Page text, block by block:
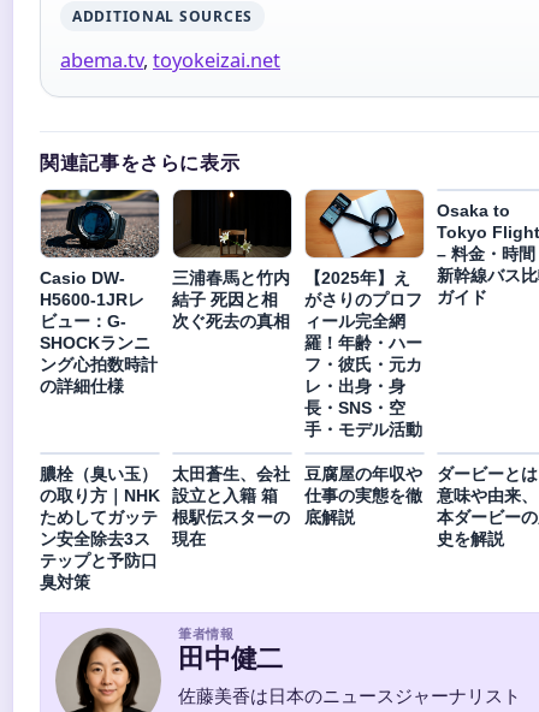
ADDITIONAL SOURCES
abema.tv, toyokeizai.net
関連記事をさらに表示
Casio DW-
H5600-1JRレ
ビュー：G-
SHOCKランニ
ング心拍数時計
の詳細仕様
三浦春馬と竹内
結子 死因と相
次ぐ死去の真相
【2025年】え
がさりのプロフ
ィール完全網
羅！年齢・ハー
フ・彼氏・元カ
レ・出身・身
長・SNS・空
手・モデル活動
Osaka to
Tokyo
– 料金・時間
新幹線バス
ガイド
膿栓（臭い玉）
の取り方｜NHK
ためしてガッテ
ン安全除去3ス
テップと予防口
臭対策
太田蒼生、会社
設立と入籍 箱
根駅伝スターの
現在
豆腐屋の年収や
仕事の実態を徹
底解説
ダービーと
意味や由来
本ダービー
史を解説
筆者情報
田中健二
佐藤美香は日本のニュースジャーナリスト